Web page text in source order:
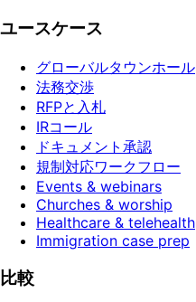
ユースケース
グローバルタウンホール
法務交渉
RFPと入札
IRコール
ドキュメント承認
規制対応ワークフロー
Events & webinars
Churches & worship
Healthcare & telehealth
Immigration case prep
比較